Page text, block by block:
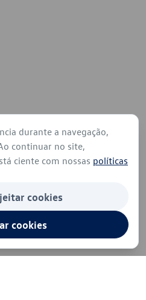
durante a navegação,
continuar no site,
ciente com nossas políticas
cookies
cookies